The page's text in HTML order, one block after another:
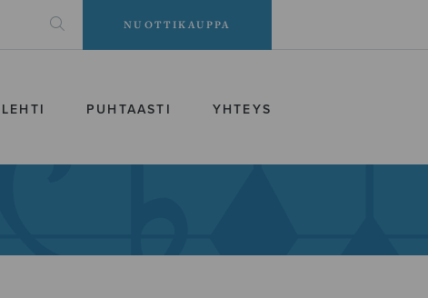
NUOTTIKAUPPA
LEHTI PUHTAASTI YHTEYS